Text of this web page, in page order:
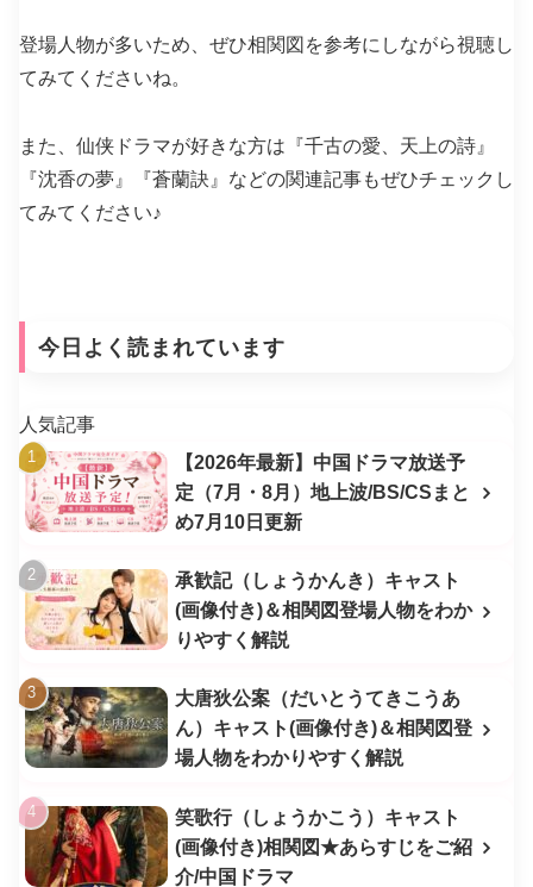
登場人物が多いため、ぜひ相関図を参考にしながら視聴し
てみてくださいね。
また、仙侠ドラマが好きな方は『千古の愛、天上の詩』
『沈香の夢』『蒼蘭訣』などの関連記事もぜひチェックし
てみてください♪
今日よく読まれています
人気記事
【2026年最新】中国ドラマ放送予
定（7月・8月）地上波/BS/CSまと
め7月10日更新
承歓記（しょうかんき）キャスト
(画像付き)＆相関図登場人物をわか
りやすく解説
大唐狄公案（だいとうてきこうあ
ん）キャスト(画像付き)＆相関図登
場人物をわかりやすく解説
笑歌行（しょうかこう）キャスト
(画像付き)相関図★あらすじをご紹
介/中国ドラマ